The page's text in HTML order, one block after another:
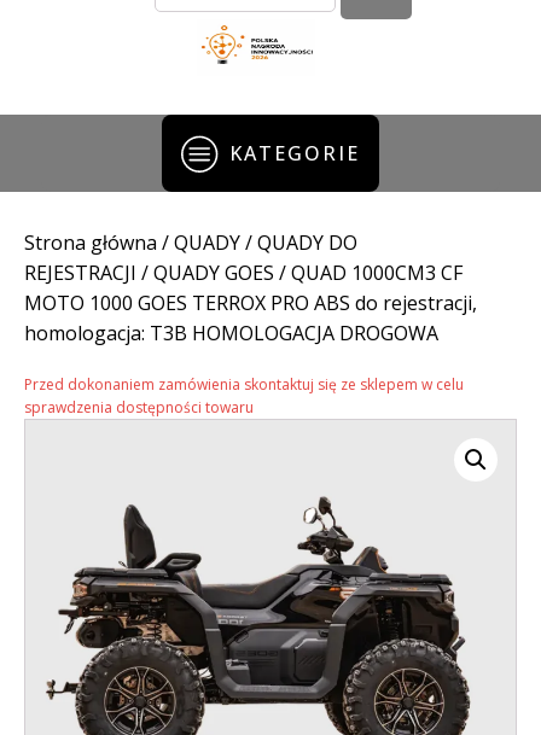
KATEGORIE
Strona główna /QUADY/QUADY DO
REJESTRACJI /QUADY GOES / QUAD 1000CM3 CF
MOTO 1000 GOES TERROX PRO ABS do rejestracji,
homologacja: T3B HOMOLOGACJA DROGOWA
Przed dokonaniem zamówienia skontaktuj się ze sklepem w celu
sprawdzenia dostępności towaru